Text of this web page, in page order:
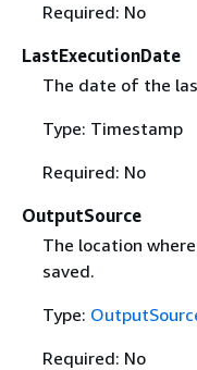
Required: No
LastExecutionDate
The date of the
Type: Timestamp
Required: No
OutputSource
The location
saved.
Type:
Required: No